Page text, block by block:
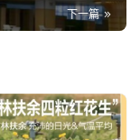
下一篇